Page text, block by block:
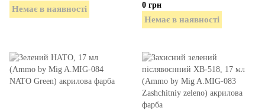
Немає в наявності
0 грн
Немає в наявності